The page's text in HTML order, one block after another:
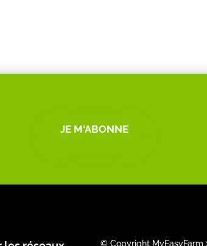
JE M'ABONNE
© Copyright MyEasyFarm